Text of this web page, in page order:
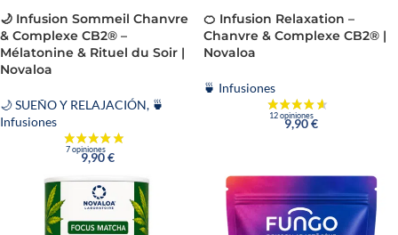
🌙 Infusion Sommeil Chanvre
& Complexe CB2® –
Mélatonine & Rituel du Soir |
Novaloa
🌙 SUEÑO Y RELAJACIÓN, 🍵
Infusiones
9,90€
🍊 Infusion Relaxation –
Chanvre & Complexe CB2® |
Novaloa
🍵 Infusiones
9,90€